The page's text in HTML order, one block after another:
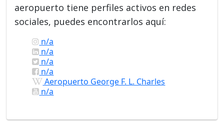
aeropuerto tiene perfiles activos en redes
sociales, puedes encontrarlos aquí:
n/a
n/a
n/a
n/a
Aeropuerto George F. L. Charles
n/a